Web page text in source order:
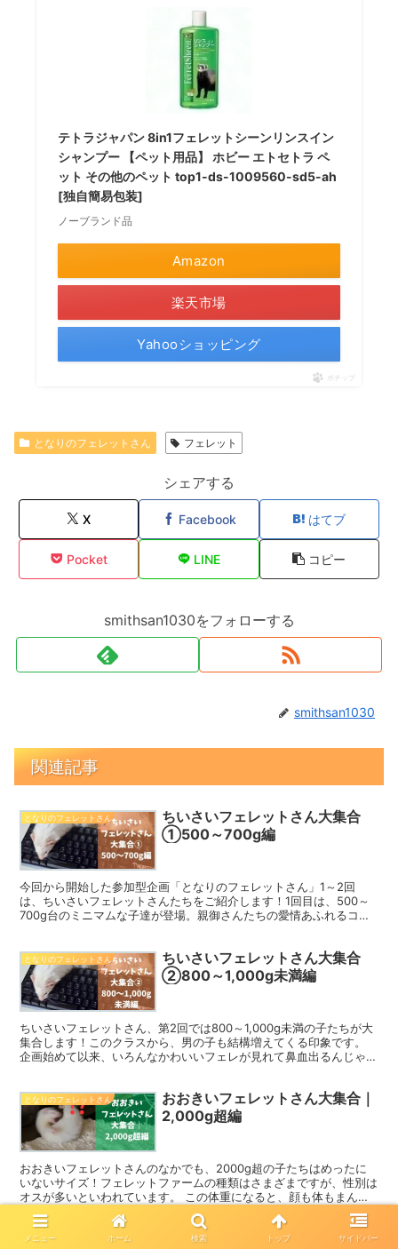
テトラジャパン 8in1フェレットシーンリンスイン
シャンプー 【ペット用品】 ホビー エトセトラ ペ
ット その他のペット top1-ds-1009560-sd5-ah
[独自簡易包装]
ノーブランド品
Amazon
楽天市場
Yahooショッピング
ポチップ
となりのフェレットさん フェレット
シェアする
X Facebook はてブ
Pocket LINE コピー
smithsan1030をフォローする
smithsan1030
関連記事
となりのフェレットさん
ちいさいフェレットさん大集合
①500～700g編
今回から開始した参加型企画「となりのフェレットさん」1～2回
は、ちいさいフェレットさんたちをご紹介します！1回目は、500～
700g台のミニマムな子達が登場。親御さんたちの愛情あふれるコメ
となりのフェレットさん
ちいさいフェレットさん大集合
②800～1,000g未満編
ちいさいフェレットさん、第2回では800～1,000g未満の子たちが大
集合します！このクラスから、男の子も結構増えてくる印象です。
企画始めて以来、いろんなかわいいフェレが見れて鼻血出るんじゃな
となりのフェレットさん
おおきいフェレットさん大集合｜
2,000g超編
おおきいフェレットさんのなかでも、2000g超の子たちはめったに
いないサイズ！フェレットファームの種類はさまざまですが、性別は
オスが多いといわれています。 この体重になると、顔も体もまんま
るでコロコロした子たちばかり。フェレットの平均体重を...
となりのフェレットさん
アンゴラフェレット大集合！ふわ
メニュー ホーム 検索 トップ サイドバー